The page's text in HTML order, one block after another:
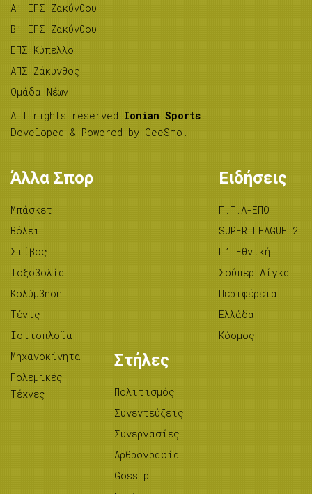
A’ ΕΠΣ Ζακύνθου
B’ ΕΠΣ Ζακύνθου
ΕΠΣ Κύπελλο
ΑΠΣ Ζάκυνθος
Ομάδα Νέων
All rights reserved Ionian Sports .
Developed & Powered by GeeSmo .
Άλλα Σπορ
Μπάσκετ
Βόλεϊ
Στίβος
Tοξοβολία
Κολύμβηση
Τένις
Ιστιοπλοΐα
Μηχανοκίνητα
Πολεμικές
Τέχνες
Ειδήσεις
Γ.Γ.Α-ΕΠΟ
SUPER LEAGUE 2
Γ’ Εθνική
Σούπερ Λίγκα
Περιφέρεια
Ελλάδα
Κόσμος
Στήλες
Πολιτισμός
Συνεντεύξεις
Συνεργασίες
Αρθρογραφία
Gossip